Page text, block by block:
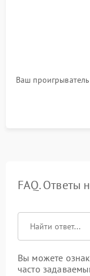
Ваш
FAQ. Ответы
Вы можете
часто